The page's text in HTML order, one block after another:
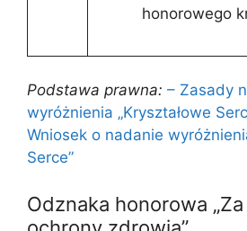
honorowego
Podstawa prawna: – Zasady
wyróżnienia „Kryształowe
Wniosek o nadanie
Serce”
Odznaka honorowa „Za